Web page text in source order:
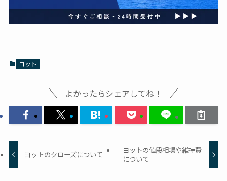
ヨット
よかったらシェアしてね！
ヨットのクローズについて
ヨットの値段相場や維持費
について